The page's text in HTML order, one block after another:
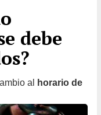
debe
al horario de